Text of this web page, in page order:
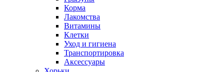
Корма
Лакомства
Витамины
Клетки
Уход и гигиена
Транспортировка
Аксессуары